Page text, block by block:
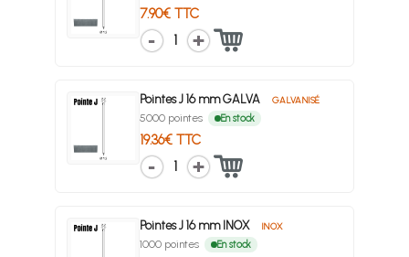
7.90€ TTC
1
Pointes J 16 mm GALVA GALVANISÉ
5000 pointes En stock
19.36€ TTC
1
Pointes J 16 mm INOX INOX
1000 pointes En stock